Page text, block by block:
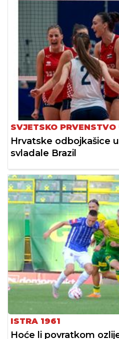
SVJETSKO PRVENSTVO
Hrvatske odbojkašice
svladale Brazil
ISTRA 1961
Hoće li povratkom